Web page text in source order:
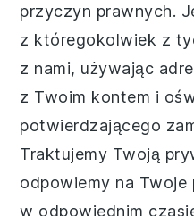
przyczyn prawnych.
z któregokolwiek z
z nami, używając
z Twoim kontem i
potwierdzającego
Traktujemy Twoją
odpowiemy na Twoje
w odpowiednim